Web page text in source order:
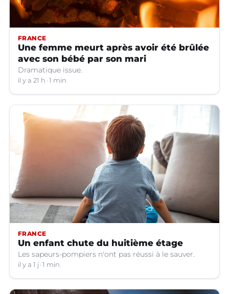
FRANCE
Une femme meurt après avoir été brûlée
avec son bébé par son mari
Dramatique issue.
il y a 21 h 1 min
FRANCE
Un enfant chute du huitième étage
Les sapeurs-pompiers n'ont pas réussi à le sauver.
il y a 1 j 1 min